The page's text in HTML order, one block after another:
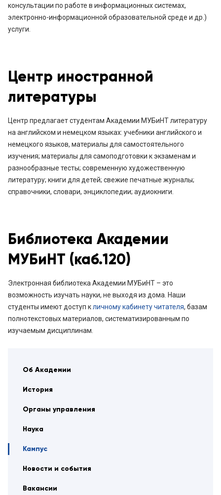
Об Академии
История
Органы управления
Наука
Кампус
Новости и события
Вакансии
консультации по работе в информационных системах,
электронно-информационной образовательной среде и др.)
услуги.
Центр иностранной
литературы
Центр предлагает студентам Академии МУБиНТ литературу
на английском и немецком языках: учебники английского и
немецкого языков, материалы для самостоятельного
изучения; материалы для самоподготовки к экзаменам и
разнообразные тесты; современную художественную
литературу; книги для детей; свежие печатные журналы;
справочники, словари, энциклопедии; аудиокниги.
Библиотека Академии
МУБиНТ (каб.120)
Электронная библиотека Академии МУБиНТ – это
возможность изучать науки, не выходя из дома. Наши
студенты имеют доступ кличному кабинету читателя, базам
полнотекстовых материалов, систематизированным по
изучаемым дисциплинам.